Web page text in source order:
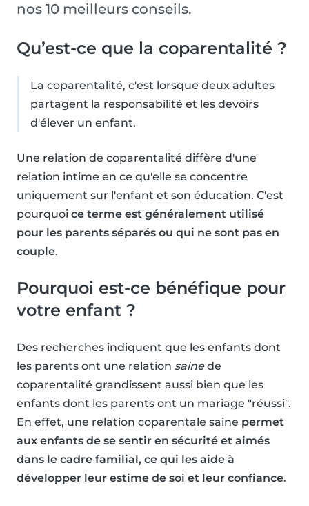
nos 10 meilleurs conseils.
Qu’est-ce que la coparentalité ?
La coparentalité, c'est lorsque deux adultes
partagent la responsabilité et les devoirs
d'élever un enfant.
Une relation de coparentalité diffère d'une
relation intime en ce qu'elle se concentre
uniquement sur l'enfant et son éducation. C'est
pourquoi ce terme est généralement utilisé
pour les parents séparés ou qui ne sont pas en
couple.
Pourquoi est-ce bénéfique pour
votre enfant ?
Des recherches indiquent que les enfants dont
les parents ont une relation sainede
coparentalité grandissent aussi bien que les
enfants dont les parents ont un mariage "réussi".
En effet, une relation coparentale saine permet
aux enfants de se sentir en sécurité et aimés
dans le cadre familial, ce qui les aide à
développer leur estime de soi et leur confiance.